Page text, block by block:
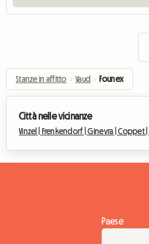
Stanze in affitto › Vaud › Founex
Città nelle vicinanze
Vinzel | Frenkendorf |Ginevra |Coppet |
Paese